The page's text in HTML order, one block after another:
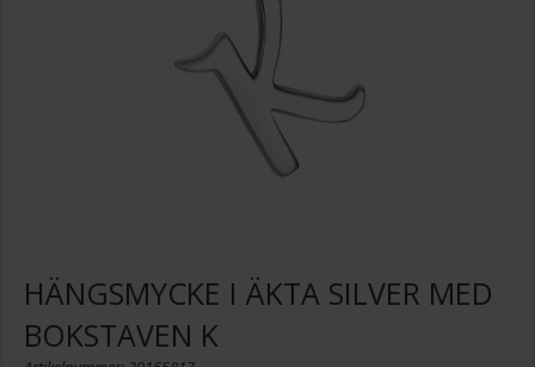
HÄNGSMYCKE I ÄKTA SILVER MED
BOKSTAVEN K